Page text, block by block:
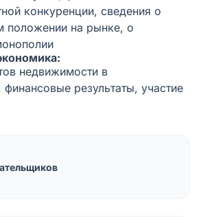
конкуренции, сведения о
на рынке, о
недвижимости в
финансовые результаты, участие